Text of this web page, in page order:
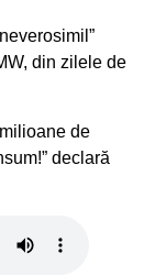
din zilele de
de
declară